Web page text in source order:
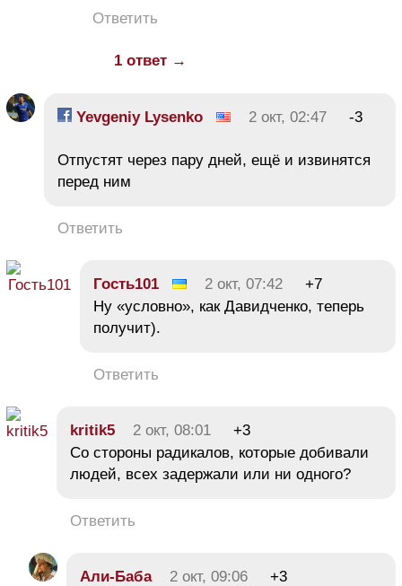
Ответить
1 ответ →
Yevgeniy Lysenko 2 окт, 02:47 -3
Отпустят через пару дней, ещё и извинятся
перед ним
Ответить
Гость101 2 окт, 07:42
+7
Ну «условно», как Давидченко, теперь
получит).
Ответить
kritik5 2 окт, 08:01
+3
Со стороны радикалов, которые добивали
людей, всех задержали или ни одного?
Ответить
Али-Баба 2 окт, 09:06
+3